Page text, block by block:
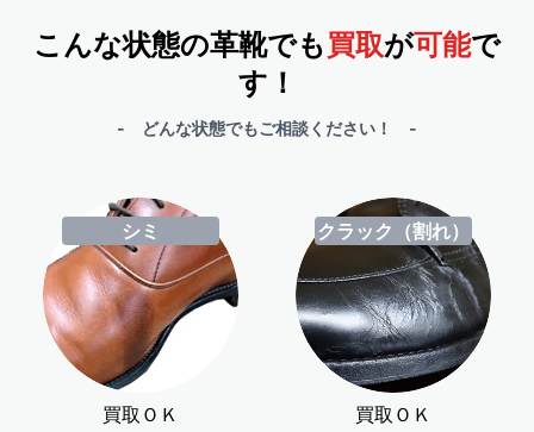
こんな状態の革靴でも買取が可能で
す！
- どんな状態でもご相談ください！ -
シミ
買取ＯＫ
クラック（割れ）
買取ＯＫ